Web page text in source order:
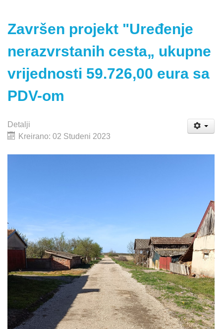
Završen projekt "Uređenje
nerazvrstanih cesta„ ukupne
vrijednosti 59.726,00 eura sa
PDV-om
Detalji
Kreirano: 02 Studeni 2023